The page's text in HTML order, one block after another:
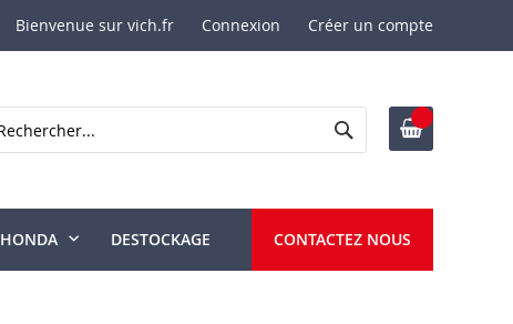
Bienvenue sur vich.fr Connexion Créer un compte
Rechercher
HONDA DESTOCKAGE CONTACTEZ NOUS